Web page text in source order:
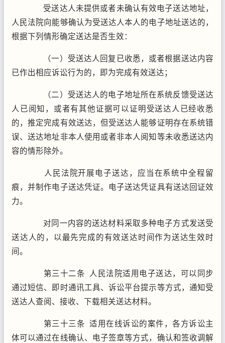
受送达人未提供或者未确认有效电子送达地址，
人民法院向能够确认为受送达人本人的电子地址送达的，
根据下列情形确定送达是否生效：
（一）受送达人回复已收悉，或者根据送达内容
已作出相应诉讼行为的，即为完成有效送达；
（二）受送达人的电子地址所在系统反馈受送达
人已阅知，或者有其他证据可以证明受送达人已经收悉
的，推定完成有效送达，但受送达人能够证明存在系统错
误、送达地址非本人使用或者非本人阅知等未收悉送达内
容的情形除外。
人民法院开展电子送达，应当在系统中全程留
痕，并制作电子送达凭证。电子送达凭证具有送达回证效
力。
对同一内容的送达材料采取多种电子方式发送受
送达人的，以最先完成的有效送达时间作为送达生效时
间。
第三十二条 人民法院适用电子送达，可以同步
通过短信、即时通讯工具、诉讼平台提示等方式，通知受
送达人查阅、接收、下载相关送达材料。
第三十三条 适用在线诉讼的案件，各方诉讼主
体可以通过在线确认、电子签章等方式，确认和签收调解